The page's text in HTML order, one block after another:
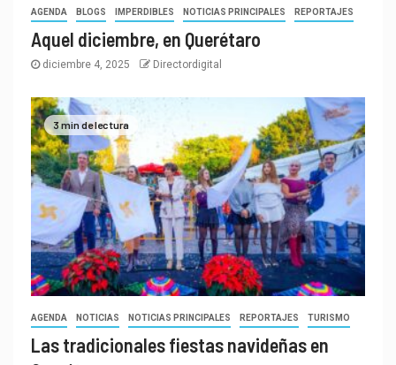
AGENDA BLOGS IMPERDIBLES NOTICIAS PRINCIPALES REPORTAJES
Aquel diciembre, en Querétaro
diciembre 4, 2025 Directordigital
3 min de lectura
AGENDA NOTICIAS NOTICIAS PRINCIPALES REPORTAJES TURISMO
Las tradicionales fiestas navideñas en